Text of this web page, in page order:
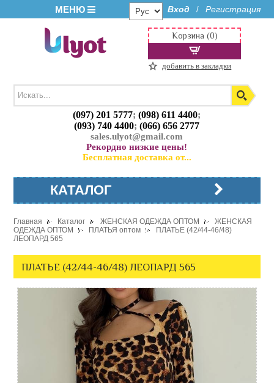
МЕНЮ Вход / Регистрация
(097) 201 5777;(098) 611 4400;
(093) 740 4400;(066) 656 2777
sales.ulyot@gmail.com
Рекордно низкие цены!
Бесплатная доставка от...
Корзина (0)
добавить в закладки
КАТАЛОГ
Главная Каталог ЖЕНСКАЯ ОДЕЖДА ОПТОМ
ЖЕНСКАЯ
ОДЕЖДА ОПТОМ
ПЛАТЬЯ оптом
ПЛАТЬЕ (42/44-46/48)
ЛЕОПАРД 565
ПЛАТЬЕ (42/44-46/48) ЛЕОПАРД 565